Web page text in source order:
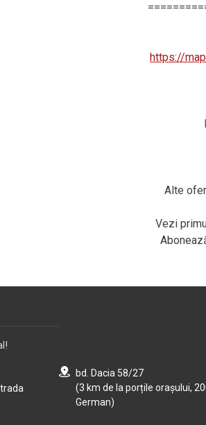
https://
Alte
Vezi
bd. Dacia 58/27
(3 km de la porțile orașului,
German)